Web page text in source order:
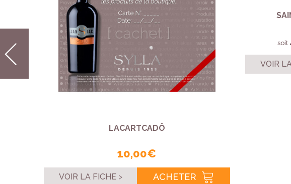
LACARTCADÔ
10,00 €
VOIR LA FICHE ACHETER
soit
VOIR